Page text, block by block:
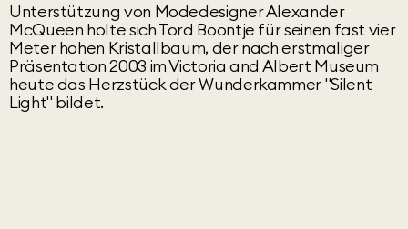
Unterstützung von Modedesigner Alexander
McQueen holte sich Tord Boontje für seinen fast vier
Meter hohen Kristallbaum, der nach erstmaliger
Präsentation 2003 im Victoria and Albert Museum
heute das Herzstück der Wunderkammer "Silent
Light" bildet.